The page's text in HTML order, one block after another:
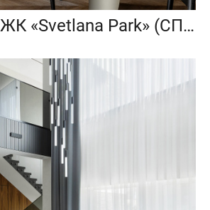
Квартира в ЖК «Svetlana Park» (СПб) от студии Project P